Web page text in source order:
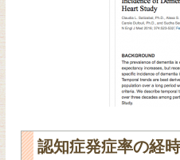
認知症発症率の経